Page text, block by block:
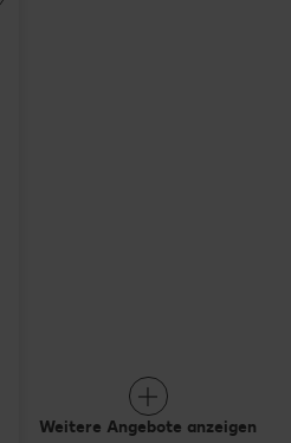
Weitere Angebote anzeigen